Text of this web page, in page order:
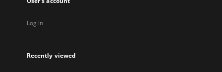
Log in
Recently viewed